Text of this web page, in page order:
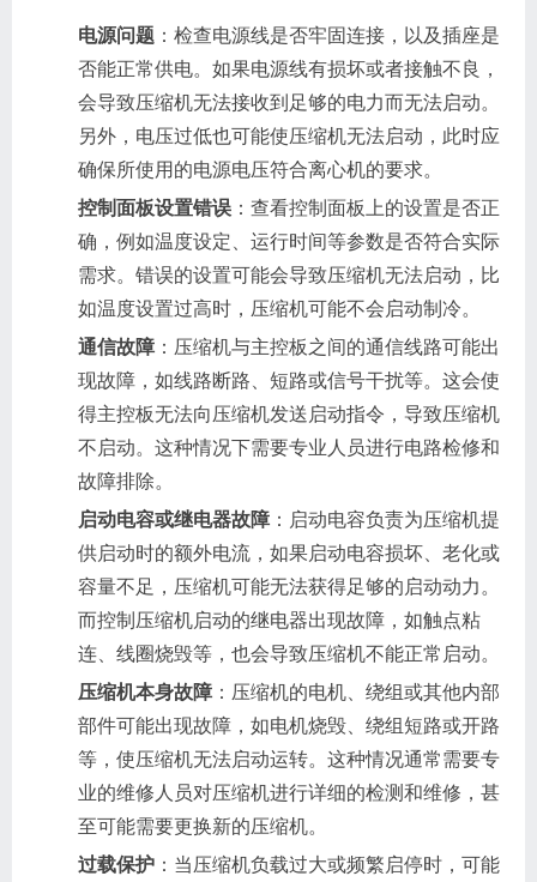
电源问题 ：检查电源线是否牢固连接，以及插座是
否能正常供电。如果电源线有损坏或者接触不良，
会导致压缩机无法接收到足够的电力而无法启动。
另外，电压过低也可能使压缩机无法启动，此时应
确保所使用的电源电压符合离心机的要求。
控制面板设置错误 ：查看控制面板上的设置是否正
确，例如温度设定、运行时间等参数是否符合实际
需求。错误的设置可能会导致压缩机无法启动，比
如温度设置过高时，压缩机可能不会启动制冷。
通信故障 ：压缩机与主控板之间的通信线路可能出
现故障，如线路断路、短路或信号干扰等。这会使
得主控板无法向压缩机发送启动指令，导致压缩机
不启动。这种情况下需要专业人员进行电路检修和
故障排除。
启动电容或继电器故障 ：启动电容负责为压缩机提
供启动时的额外电流，如果启动电容损坏、老化或
容量不足，压缩机可能无法获得足够的启动动力。
而控制压缩机启动的继电器出现故障，如触点粘
连、线圈烧毁等，也会导致压缩机不能正常启动。
压缩机本身故障 ：压缩机的电机、绕组或其他内部
部件可能出现故障，如电机烧毁、绕组短路或开路
等，使压缩机无法启动运转。这种情况通常需要专
业的维修人员对压缩机进行详细的检测和维修，甚
至可能需要更换新的压缩机。
过载保护 ：当压缩机负载过大或频繁启停时，可能